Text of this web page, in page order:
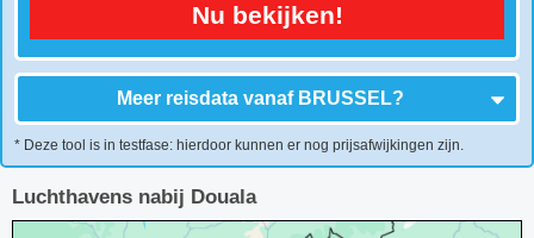
Nu bekijken!
Meer reisdata vanaf BRUSSEL?
* Deze tool is in testfase: hierdoor kunnen er nog prijsafwijkingen zijn.
Luchthavens nabij Douala